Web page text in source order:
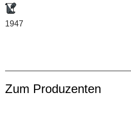
1947
Zum Produzenten